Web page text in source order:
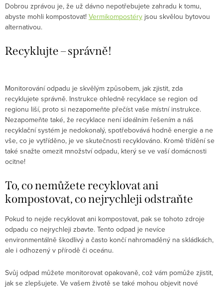
Dobrou zprávou je, že už dávno nepotřebujete zahradu k tomu,
abyste mohli kompostovat! Vermikompostéry jsou skvělou bytovou
alternativou.
Recyklujte – správně!
Monitorování odpadu je skvělým způsobem, jak zjistit, zda
recyklujete správně. Instrukce ohledně recyklace se region od
regionu liší, proto si nezapomeňte přečíst vaše místní instrukce.
Nezapomeňte také, že recyklace není ideálním řešením a náš
recyklační systém je nedokonalý, spotřebovává hodně energie a ne
vše, co je vytříděno, je ve skutečnosti recyklováno. Kromě třídění se
také snažte omezit množství odpadu, který se ve vaší domácnosti
ocitne!
To, co nemůžete recyklovat ani
kompostovat, co nejrychleji odstraňte
Pokud to nejde recyklovat ani kompostovat, pak se tohoto zdroje
odpadu co nejrychleji zbavte. Tento odpad je nevíce
environmentálně škodlivý a často končí nahromaděný na skládkách,
ale i odhozený v přírodě či oceánu.
Svůj odpad můžete monitorovat opakovaně, což vám pomůže zjistit,
jak se zlepšujete. Ve vašem životě se také mohou objevit nové